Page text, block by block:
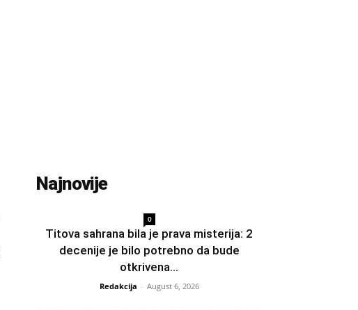
Najnovije
0
Titova sahrana bila je prava misterija: 2
decenije je bilo potrebno da bude
otkrivena...
Redakcija - August 6, 2026